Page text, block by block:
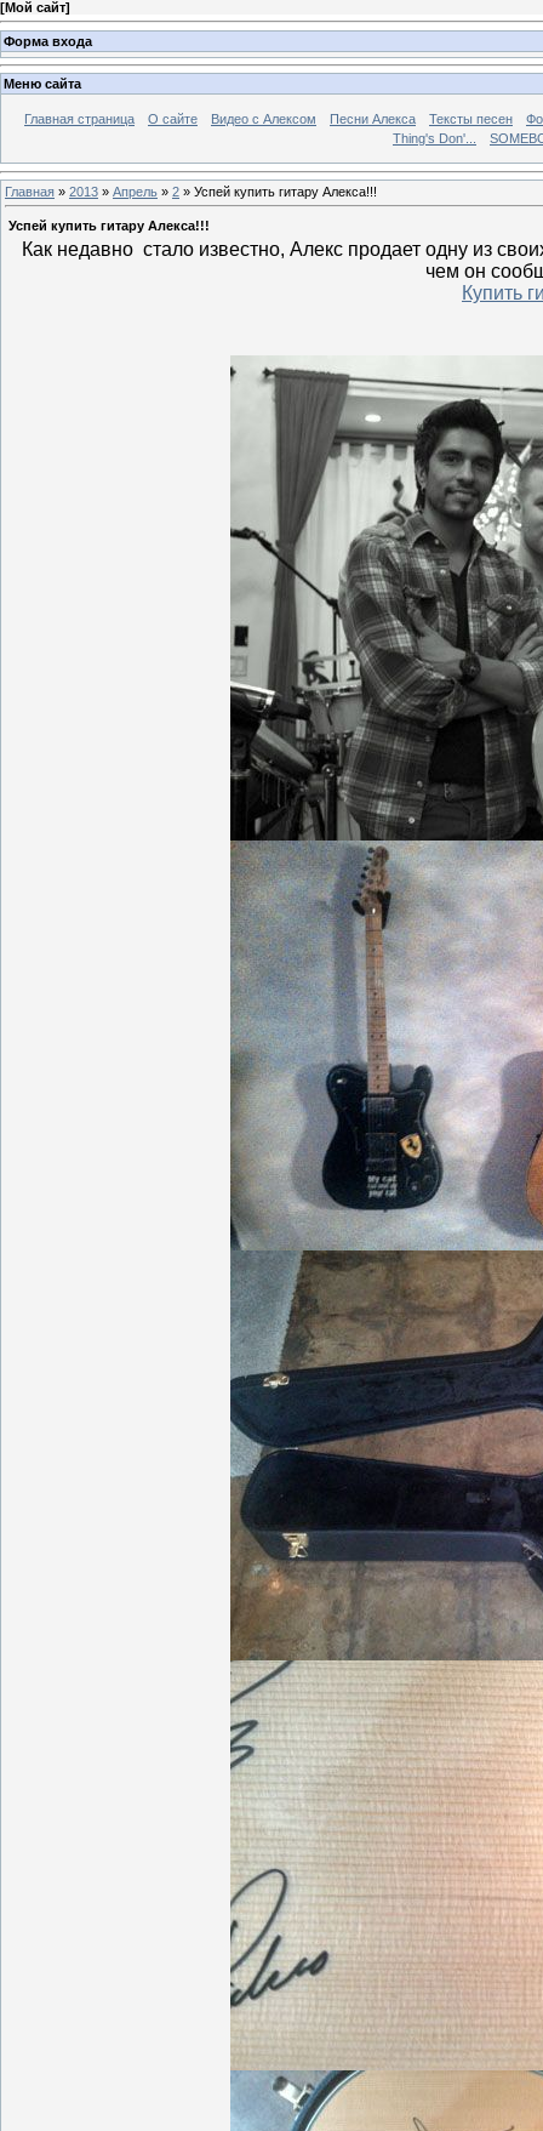
[Мой сайт]
Форма входа
Меню сайта
Главная страница О сайте Видео с Алексом Песни Алекса Тексты песен
Thing's Don'...
Главная » 2013 » Апрель » 2 » Успей купить гитару Алекса!!!
Успей купить гитару Алекса!!!
Как недавно стало известно, Алекс продает одну из
чем он
Купить